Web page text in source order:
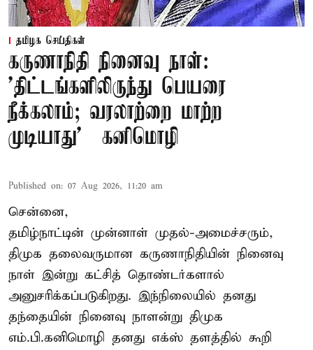
தமிழக செய்திகள்
கருணாநிதி நினைவு நாள்:
'திட்டங்களிலிருந்து பெயரை
நீக்கலாம்; வரலாற்றை மாற்ற
முடியாது' – கனிமொழி
Published on: 07 Aug 2026, 11:20 am
சென்னை,
தமிழ்நாட்டின் முன்னாள் முதல்-அமைச்சரும்,
திமுக தலைவருமான கருணாநிதியின் நினைவு
நாள் இன்று கட்சித் தொண்டர்களால்
அனுசரிக்கப்படுகிறது. இந்நிலையில் தனது
தந்தையின் நினைவு நாளன்று திமுக
எம்.பி.கனிமொழி தனது எக்ஸ் தளத்தில் கூறி